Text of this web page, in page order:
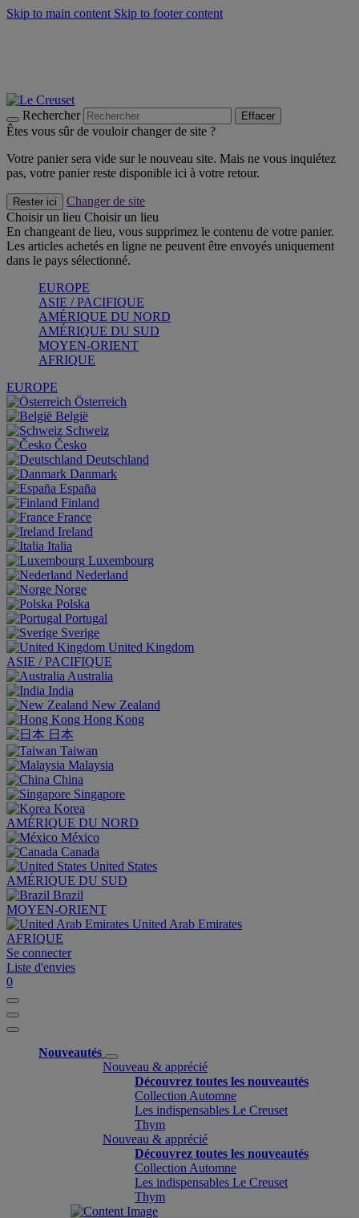
Skip to main content Skip to footer content
Rechercher Effacer
Êtes vous sûr de vouloir changer de site ?
Votre panier sera vide sur le nouveau site. Mais ne vous inquiétez
pas, votre panier reste disponible ici à votre retour.
Rester ici
Changer de site
Choisir un lieu Choisir un lieu
En changeant de lieu, vous supprimez le contenu de votre panier.
Les articles achetés en ligne ne peuvent être envoyés uniquement
dans le pays sélectionné.
EUROPE
ASIE / PACIFIQUE
AMÉRIQUE DU NORD
AMÉRIQUE DU SUD
MOYEN-ORIENT
AFRIQUE
EUROPE
Österreich
België
Schweiz
Česko
Deutschland
Danmark
España
Finland
France
Ireland
Italia
Luxembourg
Nederland
Norge
Polska
Portugal
Sverige
United Kingdom
ASIE / PACIFIQUE
Australia
India
New Zealand
Hong Kong
日本
Taiwan
Malaysia
China
Singapore
Korea
AMÉRIQUE DU NORD
México
Canada
United States
AMÉRIQUE DU SUD
Brazil
MOYEN-ORIENT
United Arab Emirates
AFRIQUE
Se connecter
Liste d'envies
0
Nouveautés
Nouveau & apprécié
Découvrez toutes les nouveautés
Collection Automne
Les indispensables Le Creuset
Thym
Nouveau & apprécié
Découvrez toutes les nouveautés
Collection Automne
Les indispensables Le Creuset
Thym